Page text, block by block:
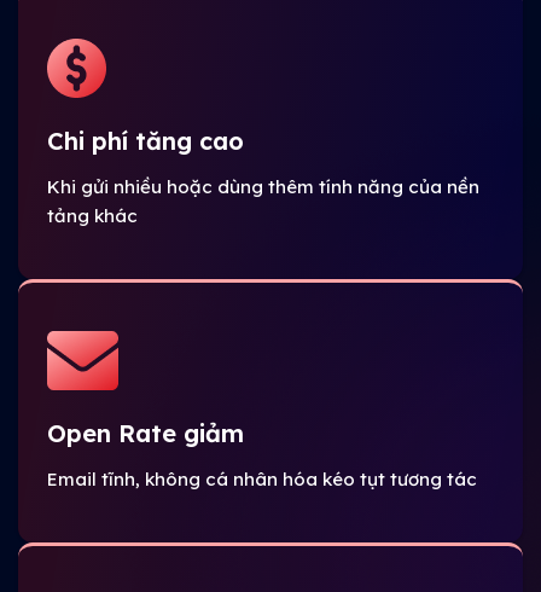
Chi phí tăng cao
Khi gửi nhiều hoặc dùng thêm tính năng của nền
tảng khác
Open Rate giảm
Email tĩnh, không cá nhân hóa kéo tụt tương tác